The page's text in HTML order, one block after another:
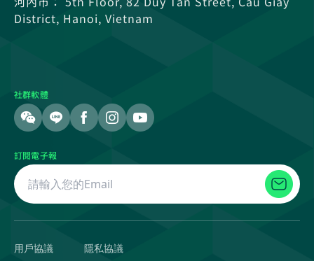
District, Hanoi, Vietnam
社群軟體
訂閱電子報
用戶協議 隱私協議